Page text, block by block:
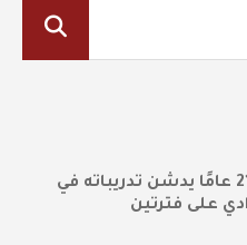
الفيصلي تحت 21 عامًا يدشن تدريباته في
على فترتين